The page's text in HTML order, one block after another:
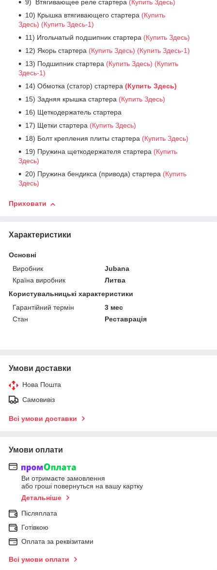
9) Втягивающее реле стартера (Купить Здесь)
10) Крышка втягивающего стартера (Купить
Здесь) (Купить Здесь-1)
11) Игольчатый подшипник стартера (Купить Здесь)
12) Якорь стартера (Купить Здесь) (Купить Здесь-1)
13) Подшипник стартера (Купить Здесь) (Купить
Здесь-1)
14) Обмотка (статор) стартера (Купить Здесь)
15) Задняя крышка стартера (Купить Здесь)
16) Щеткодержатель стартера
17) Щетки стартера (Купить Здесь)
18) Болт крепления плиты стартера (Купить Здесь)
19) Пружина щеткодержателя стартера (Купить
Здесь)
20) Пружина бендикса (привода) стартера (Купить
Здесь)
Приховати
Характеристики
Основні
Виробник
Jubana
Країна виробник
Литва
Користувальницькі характеристики
Гарантійний термін
3 мес
Стан
Реставрація
Умови доставки
Нова Пошта
Самовивіз
Всі умови доставки
Умови оплати
Ви отримаєте замовлення
або гроші повернуться на вашу картку
Детальніше
Післяплата
Готівкою
Оплата за реквізитами
Всі умови оплати